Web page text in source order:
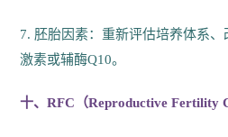
7. 胚胎因素：重新评估培养体系
激素或辅酶Q10。
十、RFC（Reproductive Fertility